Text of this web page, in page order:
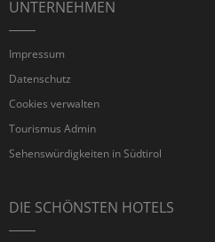
UNTERNEHMEN
Impressum
Datenschutz
Cookies verwalten
Tourismus Admin
Sehenswürdigkeiten in Südtirol
DIE SCHÖNSTEN HOTELS